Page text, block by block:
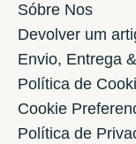
Sóbre Nos
Devolver um
Envio, Entrega
Política de
Cookie
Política de